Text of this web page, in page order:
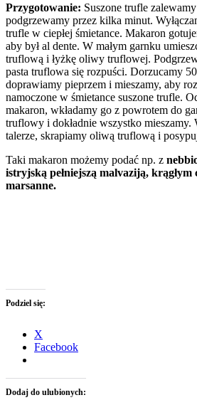
Przygotowanie: Suszone trufle
podgrzewamy przez kilka minut.
trufle w ciepłej śmietance. Makaron
aby był al dente. W małym garnku
truflową i łyżkę oliwy truflowej.
pasta truflowa się rozpuści. Dorzucamy
doprawiamy pieprzem i mieszamy, aby
namoczone w śmietance suszone trufle.
makaron, wkładamy go z powrotem do
truflowy i dokładnie wszystko mieszamy.
talerze, skrapiamy oliwą truflową i
Taki makaron możemy podać np. z
istryjską pełniejszą malvaziją,
marsanne.
Podziel się:
X
Facebook
Dodaj do ulubionych: